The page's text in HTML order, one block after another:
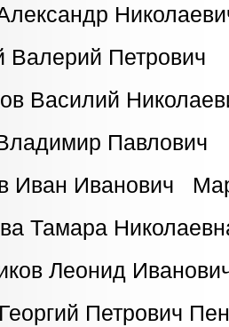
Иванович
Тамара
Леонид
Петрович